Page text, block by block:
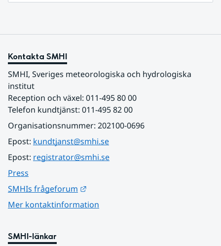
Kontakta SMHI
SMHI, Sveriges meteorologiska och hydrologiska
institut
Reception och växel: 011-495 80 00
Telefon kundtjänst: 011-495 82 00
Organisationsnummer: 202100-0696
Epost: kundtjanst@smhi.se
Epost: registrator@smhi.se
Press
SMHIs frågeforum
Mer kontaktinformation
SMHI-länkar